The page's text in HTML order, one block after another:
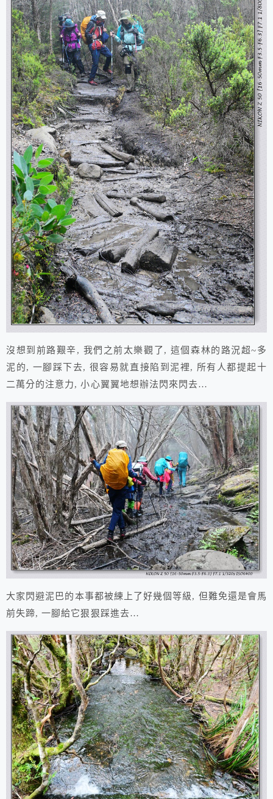
沒想到前路艱辛, 我們之前太樂觀了, 這個森林的路況超~多
泥的, 一腳踩下去, 很容易就直接陷到泥裡, 所有人都提起十
二萬分的注意力, 小心翼翼地想辦法閃來閃去…
大家閃避泥巴的本事都被練上了好幾個等級, 但難免還是會馬
前失蹄, 一腳給它狠狠踩進去…